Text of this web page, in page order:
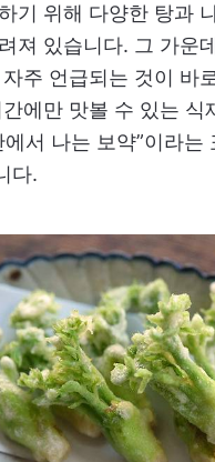
기 위해 다양한 탕과
져 있습니다. 그 가운
주 언급되는 것이 바
에만 맛볼 수 있는 식
에서 나는 보약”이라는
다.